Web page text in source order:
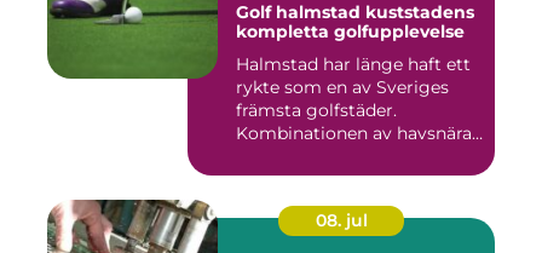
Golf halmstad kuststadens
kompletta golfupplevelse
Halmstad har länge haft ett
rykte som en av Sveriges
främsta golfstäder.
Kombinationen av havsnära
08. jul